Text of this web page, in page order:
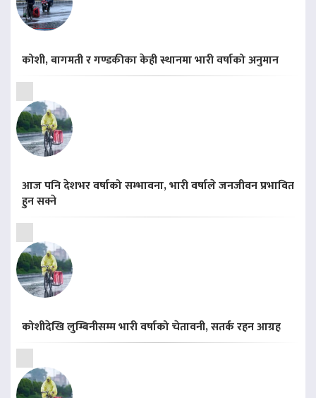
कोशी, बागमती र गण्डकीका केही स्थानमा भारी वर्षाको अनुमान
आज पनि देशभर वर्षाको सम्भावना, भारी वर्षाले जनजीवन प्रभावित
हुन सक्ने
कोशीदेखि लुम्बिनीसम्म भारी वर्षाको चेतावनी, सतर्क रहन आग्रह